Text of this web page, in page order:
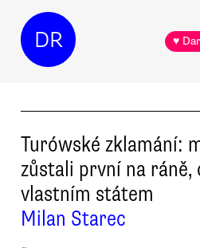
DR ♥
Turówské zklamání:
zůstali první na ráně,
vlastním státem
Milan Starec